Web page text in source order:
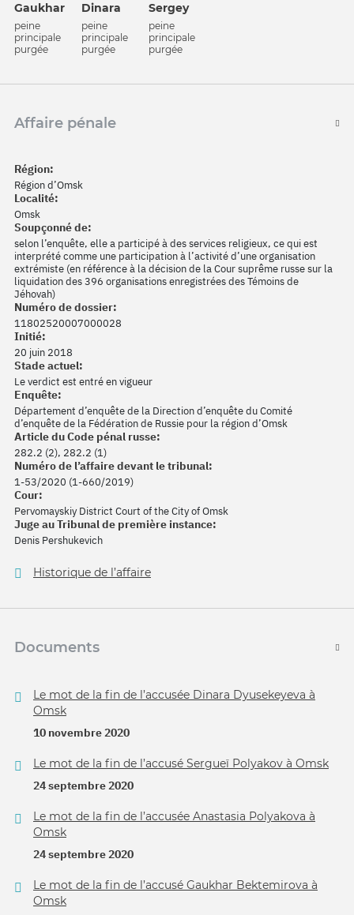
Gaukhar
peine
principale
purgée
Dinara
peine
principale
purgée
Sergey
peine
principale
purgée
Affaire pénale
Région:
Région d’Omsk
Localité:
Omsk
Soupçonné de:
selon l’enquête, elle a participé à des services religieux, ce qui est
interprété comme une participation à l’activité d’une organisation
extrémiste (en référence à la décision de la Cour suprême russe sur la
liquidation des 396 organisations enregistrées des Témoins de
Jéhovah)
Numéro de dossier:
11802520007000028
Initié:
20 juin 2018
Stade actuel:
Le verdict est entré en vigueur
Enquête:
Département d’enquête de la Direction d’enquête du Comité
d’enquête de la Fédération de Russie pour la région d’Omsk
Article du Code pénal russe:
282.2 (2), 282.2 (1)
Numéro de l’affaire devant le tribunal:
1-53/2020 (1-660/2019)
Cour:
Pervomayskiy District Court of the City of Omsk
Juge au Tribunal de première instance:
Denis Pershukevich
Historique de l’affaire
Documents
Le mot de la fin de l’accusée Dinara Dyusekeyeva à
Omsk
10 novembre 2020
Le mot de la fin de l’accusé Sergueï Polyakov à Omsk
24 septembre 2020
Le mot de la fin de l’accusée Anastasia Polyakova à
Omsk
24 septembre 2020
Le mot de la fin de l’accusé Gaukhar Bektemirova à
Omsk